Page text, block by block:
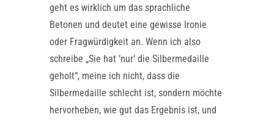
geht es wirklich um das sprachliche
Betonen und deutet eine gewisse Ironie
oder Fragwürdigkeit an. Wenn ich also
schreibe „Sie hat ’nur‘ die Silbermedaille
geholt“, meine ich nicht, dass die
Silbermedaille schlecht ist, sondern möchte
hervorheben, wie gut das Ergebnis ist, und